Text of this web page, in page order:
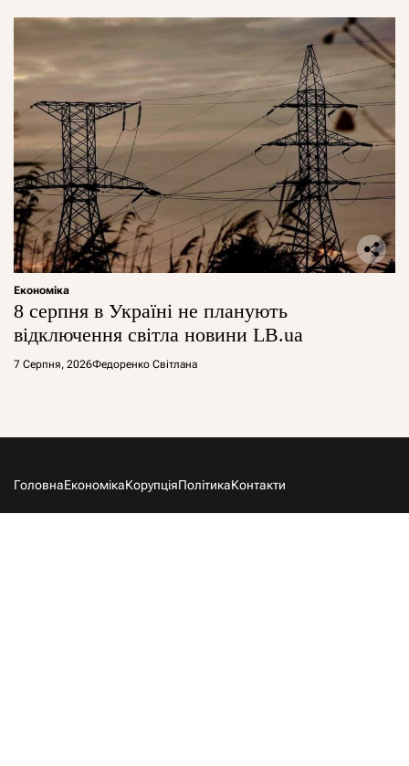
Економіка
8 серпня в Україні не планують
відключення світла новини LB.ua
7 Серпня, 2026Федоренко Світлана
ГоловнаЕкономікаКорупціяПолітикаКонтакти